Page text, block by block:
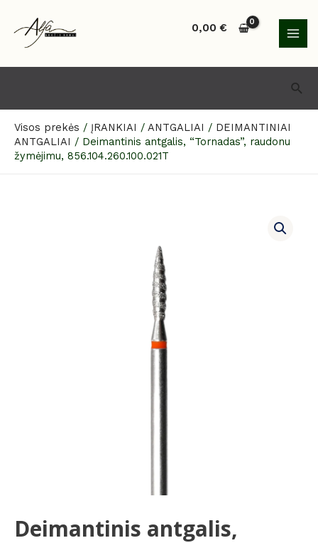
turinio
0,00€
Visos prekės / ĮRANKIAI / ANTGALIAI / DEIMANTINIAI
ANTGALIAI / Deimantinis antgalis, “Tornadas”, raudonu
žymėjimu, 856.104.260.100.021T
Deimantinis antgalis,